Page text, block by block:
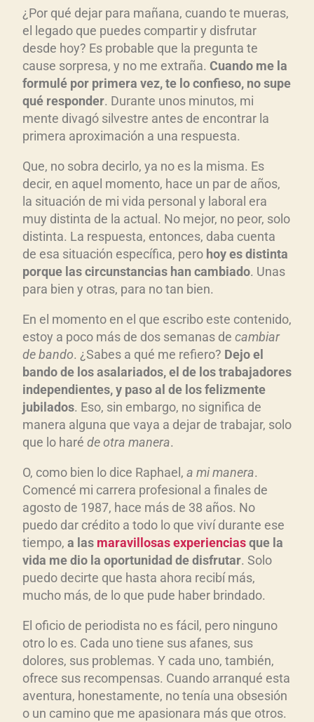
p
r
o
d
u
c
t
o
r
d
e
a
u
d
i
o
¿Por qué dejar para mañana, cuando te mueras,
el legado que puedes compartir y disfrutar
desde hoy? Es probable que la pregunta te
cause sorpresa, y no me extraña. Cuando me la
formul é por primera vez, te lo confieso, no supe
qué responder. Durante unos minutos, mi
mente divagó silvestre antes de encontrar la
primera aproximación a una respuesta.
Que, no sobra decirlo, ya no es la misma. Es
decir, en aquel momento, hace un par de años,
la situación de mi vida personal y laboral era
muy distinta de la actual. No mejor, no peor, solo
distinta. La respuesta, entonces, daba cuenta
de esa situación específica, pero hoy es distinta
porque las circunstancias han cambiado. Unas
para bien y otras, para no tan bien.
En el momento en el que escribo este contenido,
estoy a poco más de dos semanas de cambiar
de bando. ¿Sabes a qué me refiero? Dejo el
bando de los asalariados, el de los trabajadores
independientes, y paso al de los felizmente
jubilados. Eso, sin embargo, no significa de
manera alguna que vaya a dejar de trabajar, solo
que lo haré de otra manera.
O, como bien lo dice Raphael, a mi manera.
Comencé mi carrera profesional a finales de
agosto de 1987, hace más de 38 años. No
puedo dar crédito a todo lo que viví durante ese
tiempo, a las maravillosas experienciasque la
vida me dio la oportunidad de disfrutar. Solo
puedo decirte que hasta ahora recibí más,
mucho más, de lo que pude haber brindado.
El oficio de periodista no es fácil, pero ninguno
otro lo es. Cada uno tiene sus afanes, sus
dolores, sus problemas. Y cada uno, también,
ofrece sus recompensas. Cuando arranqué esta
aventura, honestamente, no tenía una obsesión
o un camino que me apasionara más que otros.